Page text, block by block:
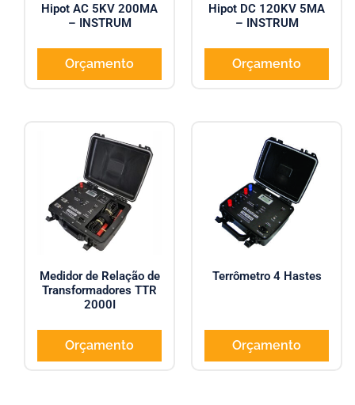
Hipot AC 5KV 200MA
– INSTRUM
Orçamento
Hipot DC 120KV 5MA
– INSTRUM
Orçamento
Medidor de Relação de
Transformadores TTR
2000I
Orçamento
Terrômetro 4 Hastes
Orçamento